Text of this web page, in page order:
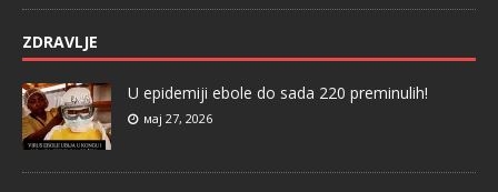
ZDRAVLJE
U epidemiji ebole do sada 220 preminulih!
мај 27, 2026